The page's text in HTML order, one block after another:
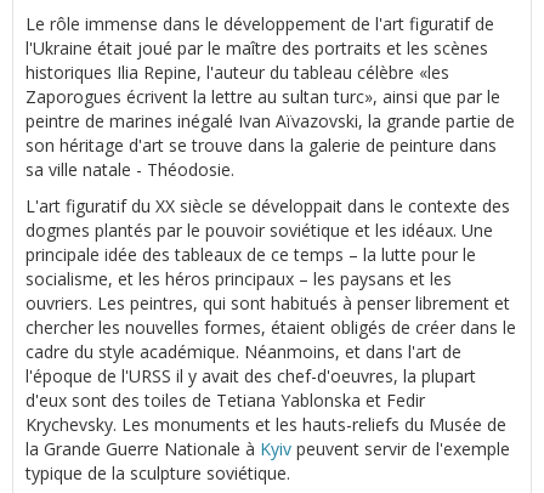
Le rôle immense dans le développement de l'art figuratif de
l'Ukraine était joué par le maître des portraits et les scènes
historiques Ilia Repine, l'auteur du tableau célèbre «les
Zaporogues écrivent la lettre au sultan turc», ainsi que par le
peintre de marines inégalé Ivan Aïvazovski, la grande partie de
son héritage d'art se trouve dans la galerie de peinture dans
sa ville natale - Théodosie.
L'art figuratif du XX siècle se développait dans le contexte des
dogmes plantés par le pouvoir soviétique et les idéaux. Une
principale idée des tableaux de ce temps – la lutte pour le
socialisme, et les héros principaux – les paysans et les
ouvriers. Les peintres, qui sont habitués à penser librement et
chercher les nouvelles formes, étaient obligés de créer dans le
cadre du style académique. Néanmoins, et dans l'art de
l'époque de l'URSS il y avait des chef-d'oeuvres, la plupart
d'eux sont des toiles de Tetiana Yablonska et Fedir
Krychevsky. Les monuments et les hauts-reliefs du Musée de
la Grande Guerre Nationale à Kyiv peuvent servir de l'exemple
typique de la sculpture soviétique.